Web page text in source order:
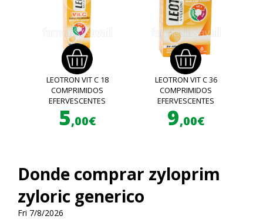
LEOTRON VIT C 18
COMPRIMIDOS
EFERVESCENTES
5,00€
LEOTRON VIT C 36
COMPRIMIDOS
EFERVESCENTES
9,00€
Donde comprar zyloprim
zyloric generico
Fri 7/8/2026